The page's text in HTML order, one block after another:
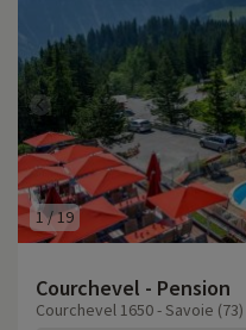
1/19
Courchevel - Pension
Courchevel 1650 - Savoie (73)